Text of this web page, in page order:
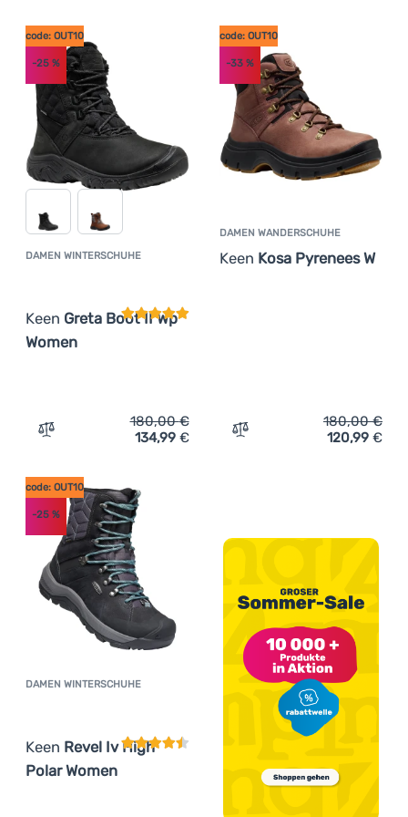
Anmelden /
Registrieren
DAMEN WINTERSCHUHE
Keen Greta Boot II Wp
Women
Kundenbewertung
code: OUT10
-25 %
Zum Vergleich 'Damen Winterschuhe Keen Greta Boot II
180,00€
134,99 €
DAMEN WANDERSCHUHE
Keen Kosa Pyrenees W
code: OUT10
-33%
Zum Vergleich 'Damen
180,00€
120,99 €
DAMEN WINTERSCHUHE
Keen Revel Iv High
Polar Women
Kundenbewertung
code: OUT10
-25 %